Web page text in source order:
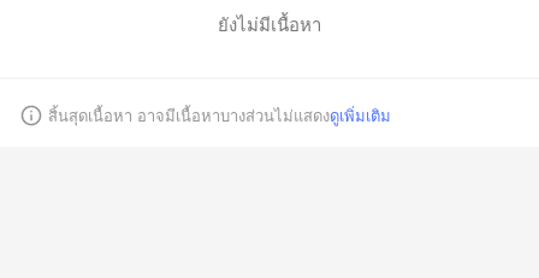
ยังไม่มีเนื้อหา
สิ้นสุดเนื้อหา อาจมีเนื้อหาบางส่วนไม่แสดงดูเพิ่มเติม